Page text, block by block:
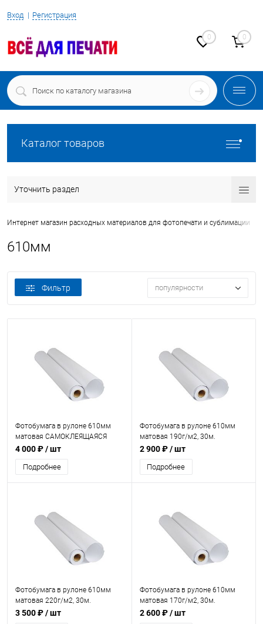
Вход Регистрация
0 0
Каталог товаров
Уточнить раздел
Интернет магазин расходных материалов для фотопечати и сублимации
610мм
Фильтр популярности
Фотобумага в рулоне 610мм
матовая САМОКЛЕЯЩАЯСЯ
100г/м2, 30м.
4 000 ₽/ шт
Подробнее
Фотобумага в рулоне 610мм
матовая 190г/м2, 30м.
2 900 ₽/ шт
Подробнее
Фотобумага в рулоне 610мм
матовая 220г/м2, 30м.
3 500 ₽/ шт
Фотобумага в рулоне 610мм
матовая 170г/м2, 30м.
2 600 ₽/ шт